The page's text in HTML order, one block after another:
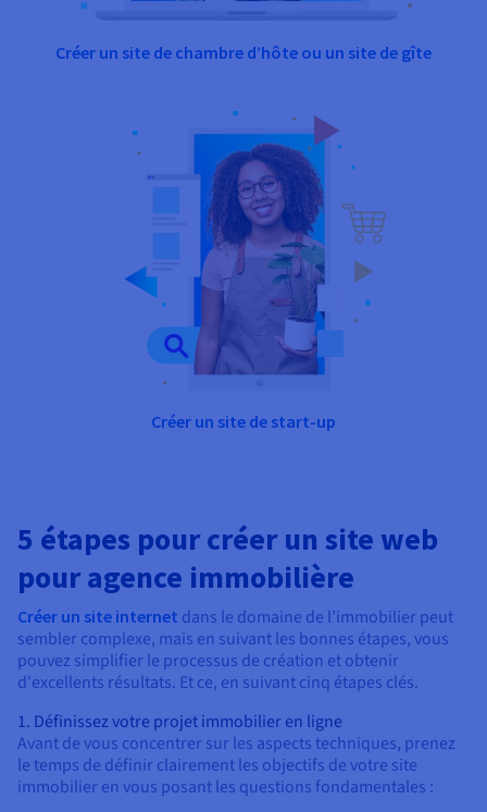
Créer un site de chambre d’hôte ou un site de gîte
Créer un site de start-up
5 étapes pour créer un site web
pour agence immobilière
Créer un site internet dans le domaine de l’immobilier peut
sembler complexe, mais en suivant les bonnes étapes, vous
pouvez simplifier le processus de création et obtenir
d'excellents résultats. Et ce, en suivant cinq étapes clés.
1. Définissez votre projet immobilier en ligne
Avant de vous concentrer sur les aspects techniques, prenez
le temps de définir clairement les objectifs de votre site
immobilier en vous posant les questions fondamentales :